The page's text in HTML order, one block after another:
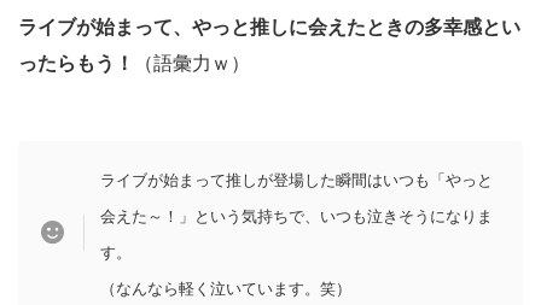
ライブが始まって、やっと推しに会えたときの多幸感とい
ったらもう！
（語彙力ｗ）
ライブが始まって推しが登場した瞬間はいつも「やっと
会えた～！」という気持ちで、いつも泣きそうになりま
す。
（なんなら軽く泣いています。笑）